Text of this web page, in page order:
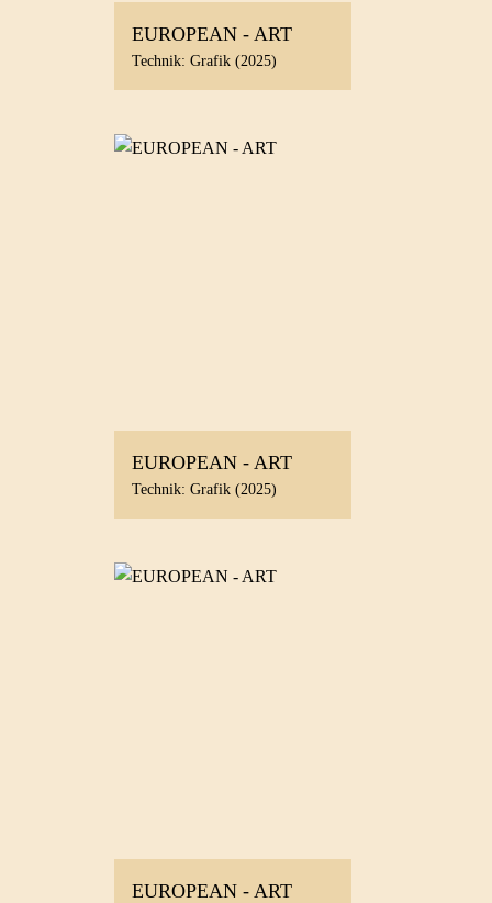
EUROPEAN - ART
Technik: Grafik (2025)
EUROPEAN - ART
Technik: Grafik (2025)
EUROPEAN - ART